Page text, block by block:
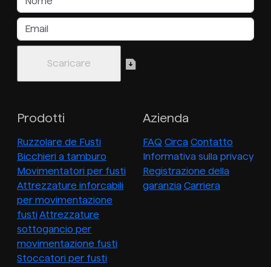
Prodotti
Ruzzolare de Fusti
Bicchieri a tamburo
Movimentatori per fusti
Attrezzature inforcabili
per movimentazione
fustiAttrezzature
sottogancio per
movimentazione fusti
Stoccatori per fusti
Azienda
FAQ Circa Contatto
Informativa sulla privacy
Registrazione della
garanzia Carriera